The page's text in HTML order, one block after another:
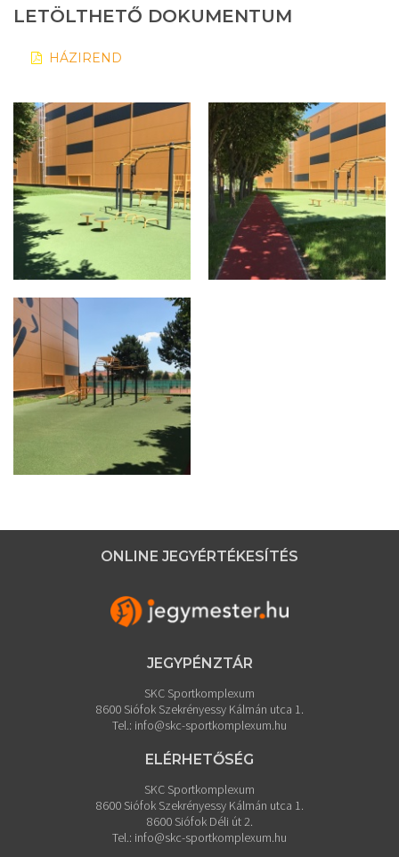
LETÖLTHETŐ DOKUMENTUM
HÁZIREND
ONLINE JEGYÉRTÉKESÍTÉS
JEGYPÉNZTÁR
SKC Sportkomplexum
8600 Siófok Szekrényessy Kálmán utca 1.
Tel.: info@skc-sportkomplexum.hu
ELÉRHETŐSÉG
SKC Sportkomplexum
8600 Siófok Szekrényessy Kálmán utca 1.
8600 Siófok Déli út 2.
Tel.: info@skc-sportkomplexum.hu